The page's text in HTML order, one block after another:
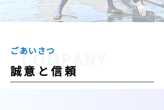
​誠意と信頼
COMPANY
ごあいさつ